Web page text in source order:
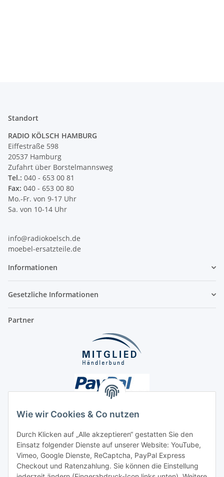
Wie wir Cookies & Co nutzen
Durch Klicken auf „Alle akzeptieren“ gestatten Sie den
Einsatz folgender Dienste auf unserer Website: YouTube,
Vimeo, Google Dienste, ReCaptcha, PayPal Express
Checkout und Ratenzahlung. Sie können die Einstellung
Standort
RADIO KÖLSCH HAMBURG
Eiffestraße 598
20537 Hamburg
Zufahrt über Borstelmannsweg
Tel.: 040 - 653 00 81
Fax: 040 - 653 00 80
Mo.-Fr. von 9-17 Uhr
Sa. von 10-14 Uhr
info@radiokoelsch.de
moebel-ersatzteile.de
Informationen
Gesetzliche Informationen
Partner
Unsere Seiten
Social Media